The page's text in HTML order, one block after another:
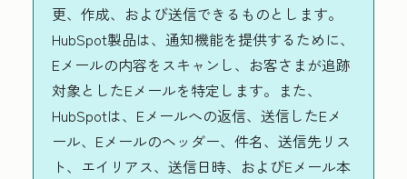
更、作成、および送信できるものとします。
HubSpot製品は、通知機能を提供するために、
Eメールの内容をスキャンし、お客さまが追跡
対象としたEメールを特定します。また、
HubSpotは、Eメールへの返信、送信したEメ
ール、Eメールのヘッダー、件名、送信先リス
ト、エイリアス、送信日時、およびEメール本